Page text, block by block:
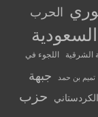
الحرب
السعودية
الشرقية اللجوء في
تميم بن حمد
جبهة
حزب